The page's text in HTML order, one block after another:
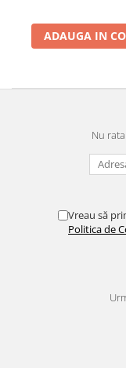
ADAUGA IN
Nu
Vreau să
Politica de